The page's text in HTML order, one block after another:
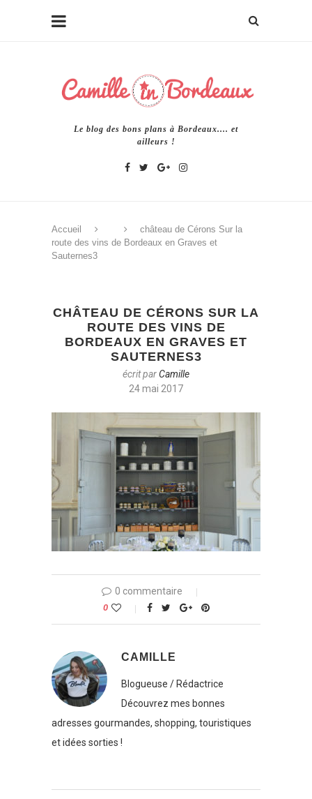
Le blog des bons plans à Bordeaux.... et
ailleurs !
Accueil
château de Cérons Sur la
route des vins de Bordeaux en Graves et
Sauternes3
CHÂTEAU DE CÉRONS SUR LA
ROUTE DES VINS DE
BORDEAUX EN GRAVES ET
SAUTERNES3
écrit parCamille
24 mai 2017
0 commentaire
0
CAMILLE
Blogueuse / Rédactrice
Découvrez mes bonnes
adresses gourmandes, shopping, touristiques
et idées sorties !